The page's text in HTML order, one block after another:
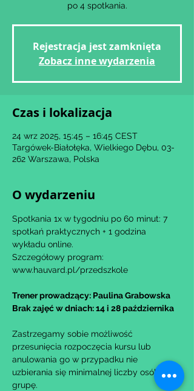
po 4 spotkania.
Rejestracja jest zamknięta
Zobacz inne wydarzenia
Czas i lokalizacja
24 wrz 2025, 15:45 – 16:45 CEST
Targówek-Białołęka, Wielkiego Dębu, 03-
262 Warszawa, Polska
O wydarzeniu
Spotkania 1x w tygodniu po 60 minut: 7
spotkań praktycznych + 1 godzina
wykładu online.
Szczegółowy program:
www.hauvard.pl/przedszkole
Trener prowadzący: Paulina Grabowska
Brak zajęć w dniach: 14 i 28 października
Zastrzegamy sobie możliwość
przesunięcia rozpoczęcia kursu lub
anulowania go w przypadku nie
uzbierania się minimalnej liczby osób na
grupę.